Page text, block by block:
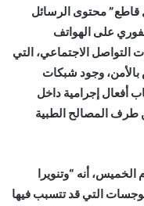
قاطع” محتوى الرسائل
على الهواتف
التواصل الاجتماعي، التي
وجود شبكات
أفعال إجرامية داخل
طرف المصالح الطبية
الخميس، أنه “وتنويرا
التي قد تتسبب فيها